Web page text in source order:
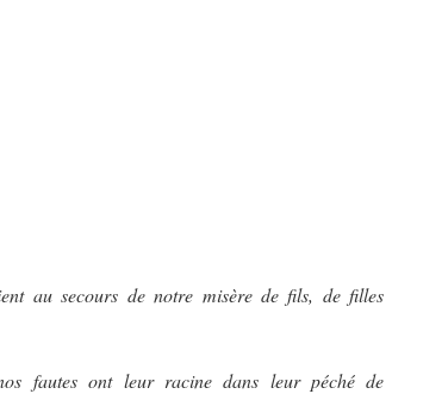
au secours de notre misère de fils, de filles
fautes ont leur racine dans leur péché de